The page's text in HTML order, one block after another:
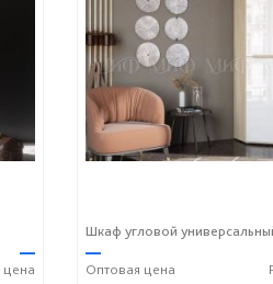
—
цена
Шкаф угловой
—
Оптовая цена